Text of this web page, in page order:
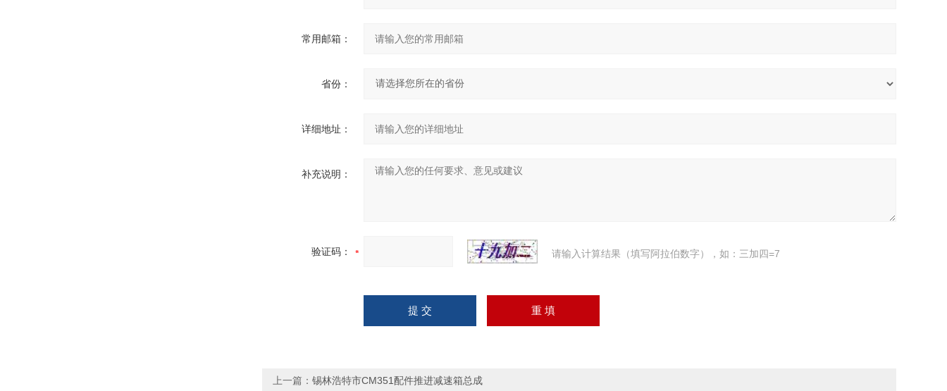
常用邮箱：
省份：
详细地址：
补充说明：
验证码： 请输入计算结果（填写阿拉伯数字），如：三加四=7
上一篇： 锡林浩特市CM351配件推进减速箱总成